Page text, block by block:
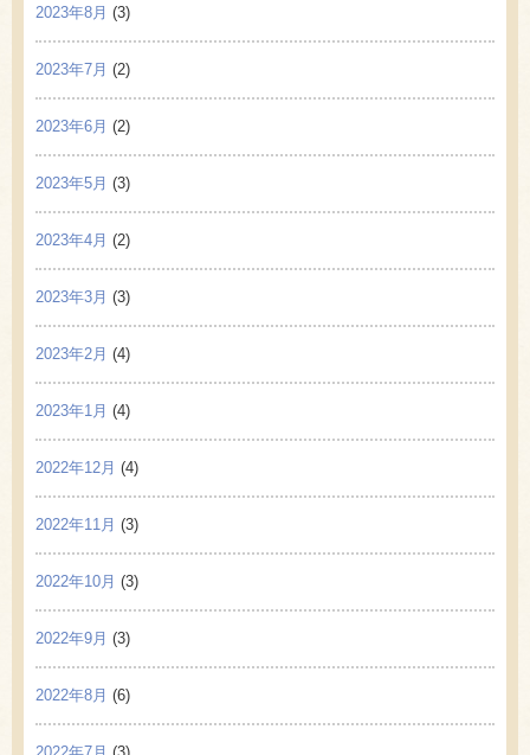
2023年8月 (3)
2023年7月 (2)
2023年6月 (2)
2023年5月 (3)
2023年4月 (2)
2023年3月 (3)
2023年2月 (4)
2023年1月 (4)
2022年12月 (4)
2022年11月 (3)
2022年10月 (3)
2022年9月 (3)
2022年8月 (6)